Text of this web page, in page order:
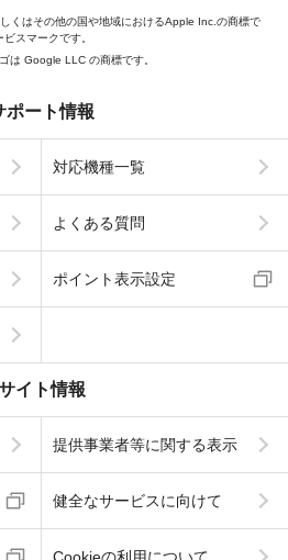
くはその他の国や地域におけるApple Inc.の商標で
スマークです。
は Google LLC の商標です。
ポート情報
対応機種一覧
よくある質問
ポイント表示設定
イト情報
提供事業者等に関する表示
健全なサービスに向けて